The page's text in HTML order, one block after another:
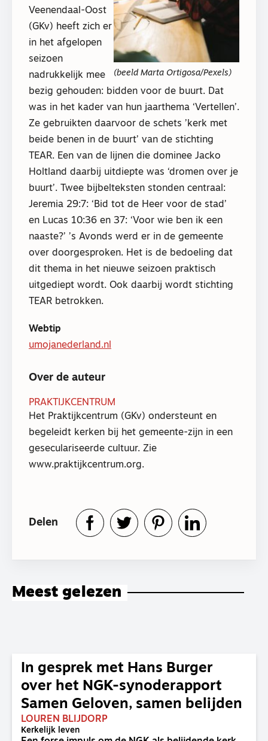
(beeld Marta Ortigosa/Pexels)
Veenendaal-Oost
(GKv) heeft zich er
in het afgelopen
seizoen
nadrukkelijk mee
bezig gehouden: bidden voor de buurt. Dat
was in het kader van hun jaarthema ‘Vertellen’.
Ze gebruikten daarvoor de schets ’kerk met
beide benen in de buurt’ van de stichting
TEAR. Een van de lijnen die dominee Jacko
Holtland daarbij uitdiepte was ‘dromen over je
buurt’. Twee bijbelteksten stonden centraal:
Jeremia 29:7: ‘Bid tot de Heer voor de stad’
en Lucas 10:36 en 37: ‘Voor wie ben ik een
naaste?’ ’s Avonds werd er in de gemeente
over doorgesproken. Het is de bedoeling dat
dit thema in het nieuwe seizoen praktisch
uitgediept wordt. Ook daarbij wordt stichting
TEAR betrokken.
Webtip
umojanederland.nl
Over de auteur
PRAKTIJKCENTRUM
Het Praktijkcentrum (GKv) ondersteunt en
begeleidt kerken bij het gemeente-zijn in een
geseculariseerde cultuur. Zie
www.praktijkcentrum.org.
Delen
Meest gelezen
In gesprek met Hans Burger
over het NGK-synoderapport
Samen Geloven, samen belijden
LOUREN BLIJDORP
Kerkelijk leven